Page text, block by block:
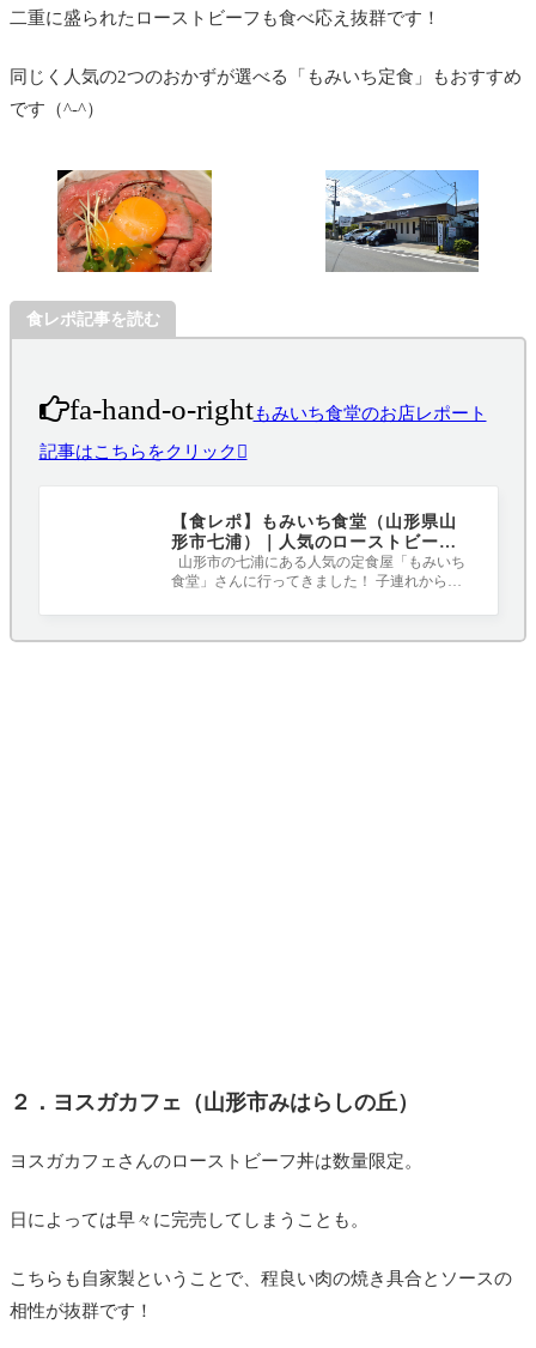
二重に盛られたローストビーフも食べ応え抜群です！
同じく人気の2つのおかずが選べる「もみいち定食」もおすすめ
です（^-^）
食レポ記事を読む
fa-hand-o-rightもみいち食堂のお店レポート
記事はこちらをクリック
【食レポ】もみいち食堂（山形県山
形市七浦）｜人気のローストビーフ
丼ともみいち定食
山形市の七浦にある人気の定食屋「もみいち
食堂」さんに行ってきました！ 子連れからお
２．ヨスガカフェ（山形市みはらしの丘）
ヨスガカフェさんのローストビーフ丼は数量限定。
日によっては早々に完売してしまうことも。
こちらも自家製ということで、程良い肉の焼き具合とソースの
相性が抜群です！